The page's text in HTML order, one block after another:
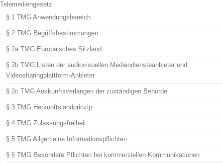
Telemediengesetz
§ 1 TMG Anwendungsbereich
§ 2 TMG Begriffsbestimmungen
§ 2a TMG Europäisches Sitzland
§ 2b TMG Listen der audiovisuellen Mediendiensteanbieter und
Videosharingplattform-Anbieter
§ 2c TMG Auskunftsverlangen der zuständigen Behörde
§ 3 TMG Herkunftslandprinzip
§ 4 TMG Zulassungsfreiheit
§ 5 TMG Allgemeine Informationspflichten
§ 6 TMG Besondere Pflichten bei kommerziellen Kommunikationen